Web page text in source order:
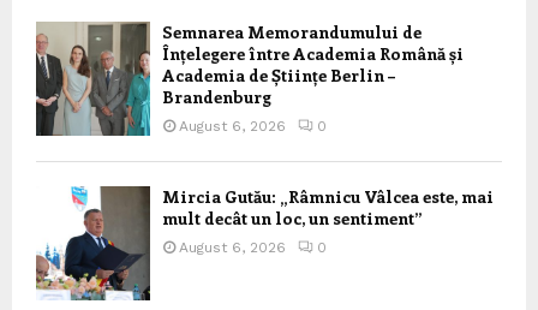
Semnarea Memorandumului de
Înțelegere între Academia Română și
Academia de Științe Berlin –
Brandenburg
August 6, 2026 0
Mircia Gutău: „Râmnicu Vâlcea este, mai
mult decât un loc, un sentiment”
August 6, 2026 0